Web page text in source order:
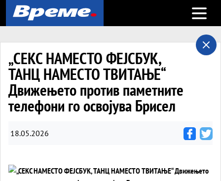
Open
„СЕКС НАМЕСТО ФЕЈСБУК,
ТАНЦ НАМЕСТО ТВИТАЊЕ“
Движењето против паметните
телефони го освојува Брисел
18.05.2026